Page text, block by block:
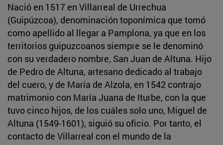
Nació en 1517 en Villarreal de Urrechua
(Guipúzcoa), denominación toponímica que tomó
como apellido al llegar a Pamplona, ya que en los
territorios guipuzcoanos siempre se le denominó
con su verdadero nombre, San Juan de Altuna. Hijo
de Pedro de Altuna, artesano dedicado al trabajo
del cuero, y de María de Alzola, en 1542 contrajo
matrimonio con María Juana de Iturbe, con la que
tuvo cinco hijos, de los cuáles solo uno, Miguel de
Altuna (1549-1601), siguió su oficio. Por tanto, el
contacto de Villarreal con el mundo de la